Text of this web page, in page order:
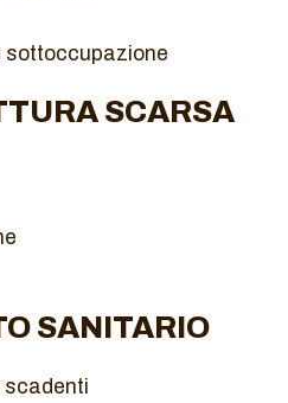
sottoccupazione
SCARSA
SANITARIO
scadenti